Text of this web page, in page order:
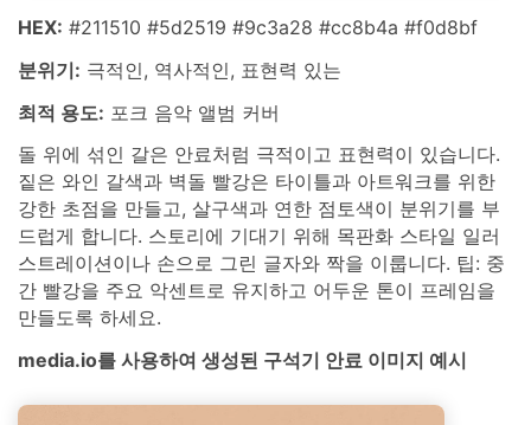
HEX: #211510 #5d2519 #9c3a28 #cc8b4a #f0d8bf
분위기: 극적인, 역사적인, 표현력 있는
최적 용도: 포크 음악 앨범 커버
돌 위에 섞인 갈은 안료처럼 극적이고 표현력이 있습니다.
짙은 와인 갈색과 벽돌 빨강은 타이틀과 아트워크를 위한
강한 초점을 만들고, 살구색과 연한 점토색이 분위기를 부
드럽게 합니다. 스토리에 기대기 위해 목판화 스타일 일러
스트레이션이나 손으로 그린 글자와 짝을 이룹니다. 팁: 중
간 빨강을 주요 악센트로 유지하고 어두운 톤이 프레임을
만들도록 하세요.
media.io를 사용하여 생성된 구석기 안료 이미지 예시